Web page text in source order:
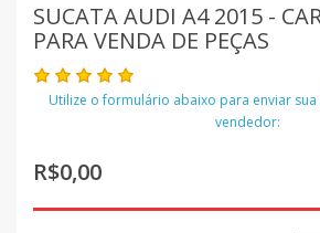
SUCATA AUDI A4 2015 -
PARA VENDA DE PEÇAS
Utilize o formulário abaixo para enviar
vendedor:
R$0,00